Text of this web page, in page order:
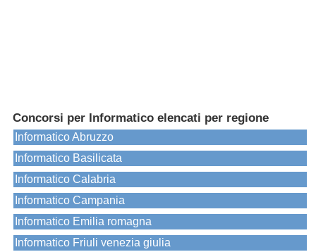
Concorsi per Informatico elencati per regione
Informatico Abruzzo
Informatico Basilicata
Informatico Calabria
Informatico Campania
Informatico Emilia romagna
Informatico Friuli venezia giulia